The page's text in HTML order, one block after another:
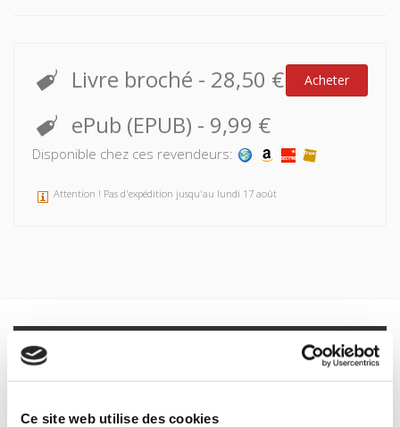
Ce site web utilise des cookies
Livre broché - 28,50 € Acheter
ePub (EPUB) - 9,99 €
Disponible chez ces revendeurs:
Attention ! Pas d'expédition jusqu'au lundi 17 août
Spécifications
Formats